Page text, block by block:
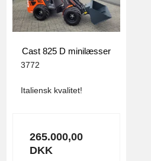
Cast 825 D minilæsser
3772
Italiensk kvalitet!
265.000,00
DKK